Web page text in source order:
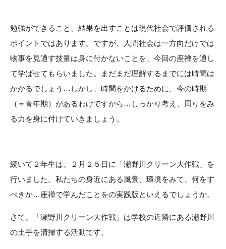
勉強ができること、結果を出すことは現代社会で評価される
ポイントではあります。ですが、人間社会は一方向だけでは
物事を見通す技量は身に付かないことを、今回の座禅を通し
て学ばせてもらいました。まだまだ理解するまでには時間は
かかるでしょう…しかし、時間をかけるために、今の時期
（＝青年期）があるわけですから…しっかり考え、周りをみ
る力を身に付けていきましょう。
続いて２年生は、２月２５日に「瀬野川クリーン大作戦」を
行いました。私たちの身近にある風景、環境をみて、何をす
べきか…座禅で学んだことをの実践版といえるでしょうか。
さて、「瀬野川クリーン大作戦」は学校の近隣にある瀬野川
の土手を清掃する活動です。